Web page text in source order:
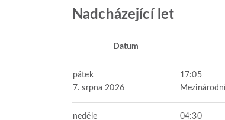
Nadcházející let
Datum
pátek
7. srpna 2026
17:05
neděle
04:30